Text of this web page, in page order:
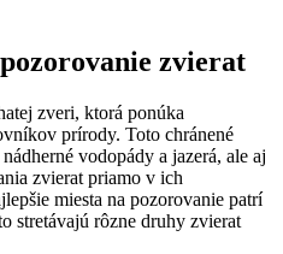
zvierat
zveri, ktorá ponúka
prírody.⁢ Toto chránené‍
vodopády a jazerá, ale‌ aj
zvierat‍ priamo v ich
miesta na⁢ pozorovanie ⁢patrí
stretávajú⁣ rôzne druhy‌ zvierat